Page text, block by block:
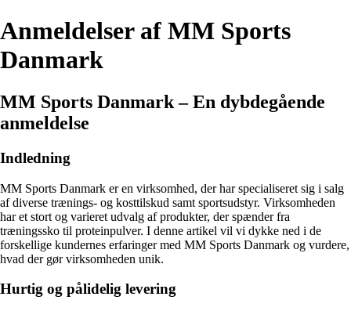
Anmeldelser af MM Sports
Danmark
MM Sports Danmark – En dybdegående
anmeldelse
Indledning
MM Sports Danmark er en virksomhed, der har specialiseret sig i salg
af diverse trænings- og kosttilskud samt sportsudstyr. Virksomheden
har et stort og varieret udvalg af produkter, der spænder fra
træningssko til proteinpulver. I denne artikel vil vi dykke ned i de
forskellige kundernes erfaringer med MM Sports Danmark og vurdere,
hvad der gør virksomheden unik.
Hurtig og pålidelig levering